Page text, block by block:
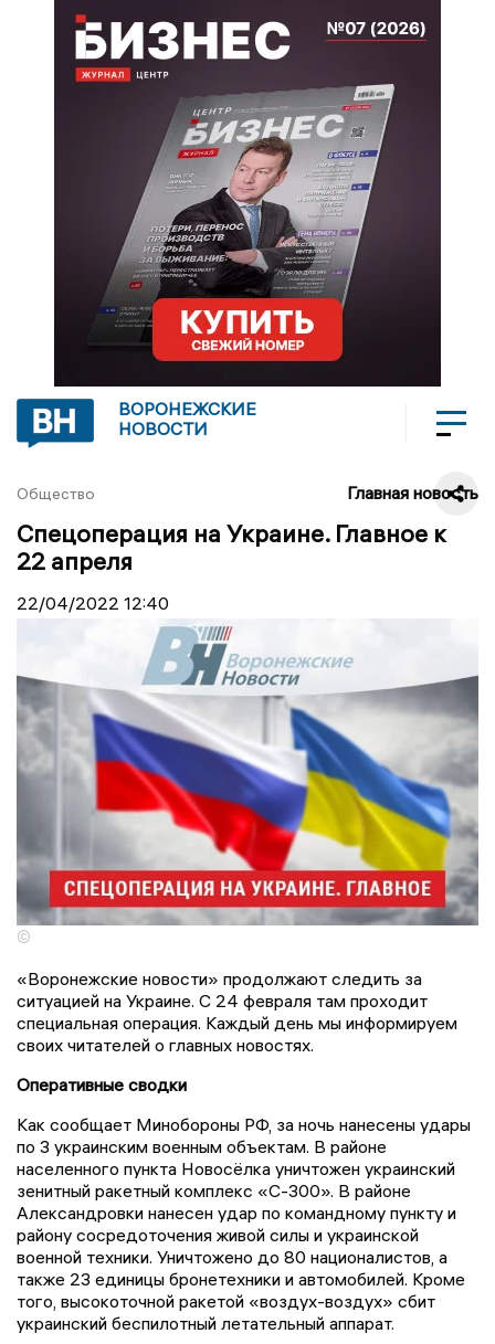
ВОРОНЕЖСКИЕ
НОВОСТИ
Общество Главная новость
Спецоперация на Украине. Главное к
22 апреля
22/04/2022 12:40
©
«Воронежские новости» продолжают следить за
ситуацией на Украине. С 24 февраля там проходит
специальная операция. Каждый день мы информируем
своих читателей о главных новостях.
Оперативные сводки
Как сообщает Минобороны РФ, за ночь нанесены удары
по 3 украинским военным объектам. В районе
населенного пункта Новосёлка уничтожен украинский
зенитный ракетный комплекс «С-300». В районе
Александровки нанесен удар по командному пункту и
району сосредоточения живой силы и украинской
военной техники. Уничтожено до 80 националистов, а
также 23 единицы бронетехники и автомобилей. Кроме
того, высокоточной ракетой «воздух-воздух» сбит
украинский беспилотный летательный аппарат.